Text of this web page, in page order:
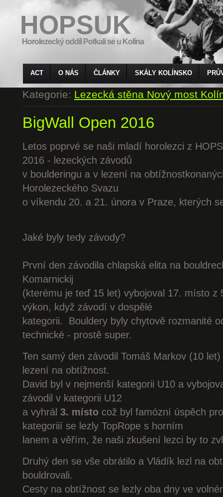
HOPSUK
Horolezecký oddíl Potkali se u Kolína
ACT O NÁS ČLÁNKY SKÁLY KOLÍNSKO
Kategorie:Lezecká stěna Nový most
BigWall Open 2016
Letos poprvé se naši mladí horolezci z
2016 - lezeckých závodů
v boulderingu a v lezení na
Horolezeckého Svazu
o víkendu 20. a 21. února v Praze, kterých
Jaké byly tedy závody?
První den závodila chlapská elita na
Komarnickij
(kterému je teď 15 let) vybojoval 17. místo z
výkon, když závodí v dospělé
kategorii. Bouldery byly chytově rozmanité
technické - prostě super.
Ten samý den závodil Tomáš Markov (10
lezení na obtížnost.
David byl v nejmenší kategorii U10 a
závodil v kategorii U12
a vyhrál 3. místo což byl famózní úspěch
kategoriií se lezly TopRope s horním
lanem a věřím, že naši zkušení lezci by to
Druhý den se vše obrátilo a Vládík lezl na
bouldrovali.
Cesty na obtížnost se lezly oba dny ve